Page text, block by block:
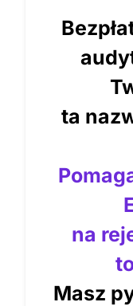
ta
na
Masz